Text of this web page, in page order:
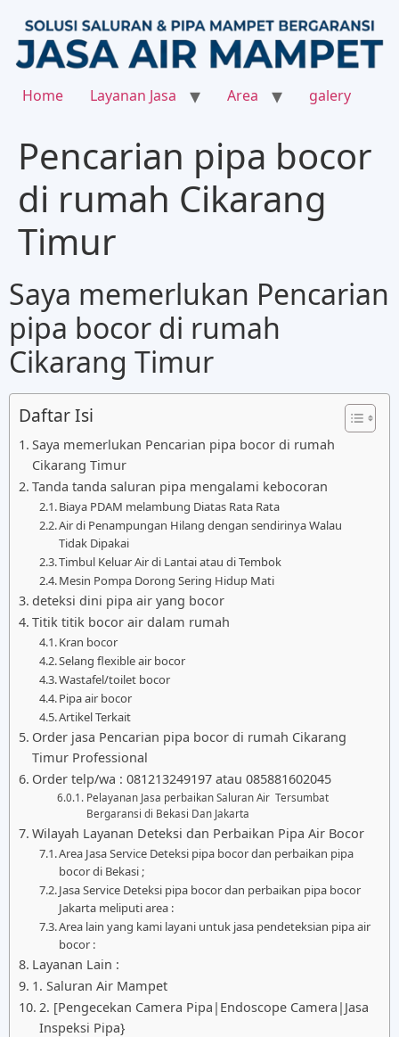
Home Layanan Jasa Area galery
Pencarian pipa bocor
di rumah Cikarang
Timur
Saya memerlukan Pencarian
pipa bocor di rumah
Cikarang Timur
Daftar Isi
Saya memerlukan Pencarian pipa bocor di rumah
Cikarang Timur
Tanda tanda saluran pipa mengalami kebocoran
Biaya PDAM melambung Diatas Rata Rata
Air di Penampungan Hilang dengan sendirinya Walau
Tidak Dipakai
Timbul Keluar Air di Lantai atau di Tembok
Mesin Pompa Dorong Sering Hidup Mati
deteksi dini pipa air yang bocor
Titik titik bocor air dalam rumah
Kran bocor
Selang flexible air bocor
Wastafel/toilet bocor
Pipa air bocor
Artikel Terkait
Order jasa Pencarian pipa bocor di rumah Cikarang
Timur Professional
Order telp/wa : 081213249197 atau 085881602045
Pelayanan Jasa perbaikan Saluran Air Tersumbat
Bergaransi di Bekasi Dan Jakarta
Wilayah Layanan Deteksi dan Perbaikan Pipa Air Bocor
Area Jasa Service Deteksi pipa bocor dan perbaikan pipa
bocor di Bekasi ;
Jasa Service Deteksi pipa bocor dan perbaikan pipa bocor
Jakarta meliputi area :
Area lain yang kami layani untuk jasa pendeteksian pipa air
bocor :
Layanan Lain :
1. Saluran Air Mampet
2. [Pengecekan Camera Pipa|Endoscope Camera|Jasa
Inspeksi Pipa}